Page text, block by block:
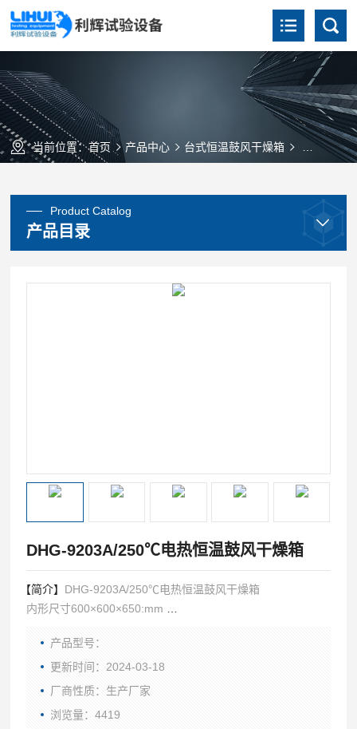
当前位置：首页 产品中心 台式恒温鼓风干燥箱 250℃恒温
Product Catalog
产品目录
DHG-9203A/250℃电热恒温鼓风干燥箱
【简介】 DHG-9203A/250℃电热恒温鼓风干燥箱
内形尺寸600×600×650:mm
产品型号：
更新时间：2024-03-18
厂商性质：生产厂家
浏览量：4419